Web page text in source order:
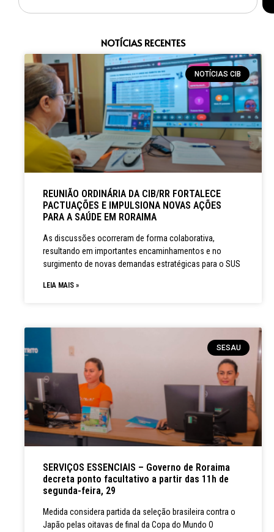
NOTÍCIAS RECENTES
NOTÍCIAS CIB
REUNIÃO ORDINÁRIA DA CIB/RR FORTALECE
PACTUAÇÕES E IMPULSIONA NOVAS AÇÕES
PARA A SAÚDE EM RORAIMA
As discussões ocorreram de forma colaborativa,
resultando em importantes encaminhamentos e no
surgimento de novas demandas estratégicas para o SUS
LEIA MAIS »
SESAU
SERVIÇOS ESSENCIAIS – Governo de Roraima
decreta ponto facultativo a partir das 11h de
segunda-feira, 29
Medida considera partida da seleção brasileira contra o
Japão pelas oitavas de final da Copa do Mundo O